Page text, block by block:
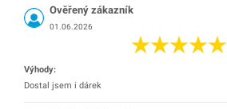
Ověřený zákazník
01.06.2026
Výhody:
Dostal jsem i dárek